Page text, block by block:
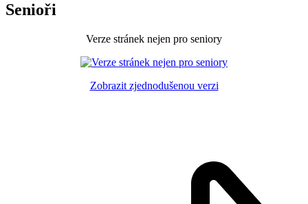
Senioři
Verze stránek nejen pro seniory
Zobrazit zjednodušenou verzi